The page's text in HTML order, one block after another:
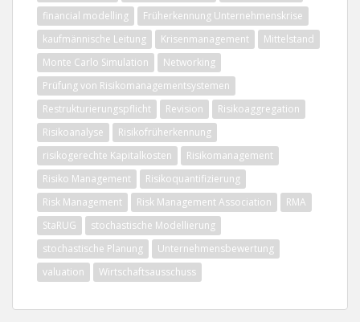
financial modelling
Früherkennung Unternehmenskrise
kaufmännische Leitung
Krisenmanagement
Mittelstand
Monte Carlo Simulation
Networking
Prüfung von Risikomanagementsystemen
Restrukturierungspflicht
Revision
Risikoaggregation
Risikoanalyse
Risikofrüherkennung
risikogerechte Kapitalkosten
Risikomanagement
Risiko Management
Risikoquantifizierung
Risk Management
Risk Management Association
RMA
StaRUG
stochastische Modellierung
stochastische Planung
Unternehmensbewertung
valuation
Wirtschaftsausschuss